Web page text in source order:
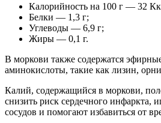
Калорийность на 100 г — 32
Белки — 1,3 г;
Углеводы — 6,9 г;
Жиры — 0,1 г.
В моркови также содержатся
аминокислоты, такие как лизин,
Калий, содержащийся в моркови,
снизить риск сердечного инфаркта,
сосудов и помогают избавиться от